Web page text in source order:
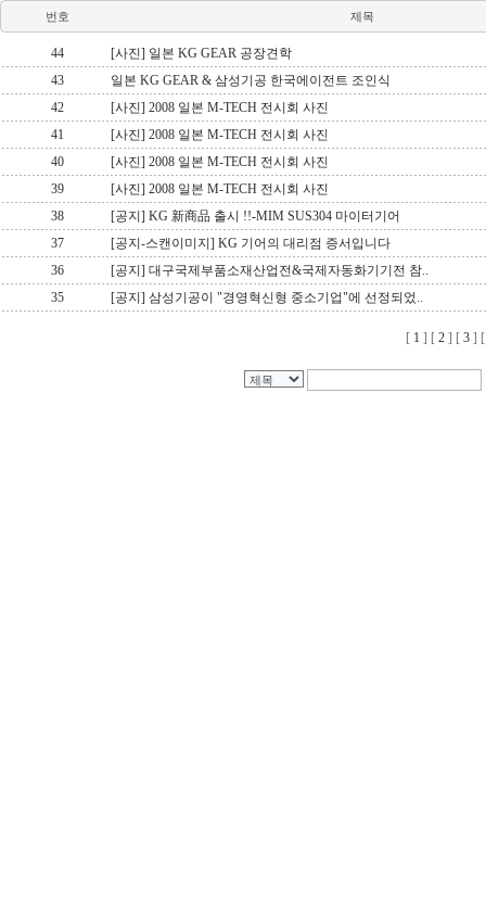
번호 제목
44
[사진] 일본 KG GEAR 공장견학
43
일본 KG GEAR & 삼성기공 한국에이전트 조인식
42
[사진] 2008 일본 M-TECH 전시회 사진
41
[사진] 2008 일본 M-TECH 전시회 사진
40
[사진] 2008 일본 M-TECH 전시회 사진
39
[사진] 2008 일본 M-TECH 전시회 사진
38
[공지] KG 新商品 출시 !!-MIM SUS304 마이터기어
37
[공지-스캔이미지] KG 기어의 대리점 증서입니다
36
[공지] 대구국제부품소재산업전&국제자동화기기전 참..
35
[공지] 삼성기공이 "경영혁신형 중소기업"에 선정되었..
[ 1 ] [ 2] [ 3]